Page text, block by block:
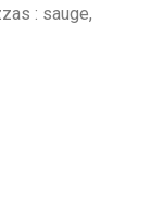
: sauge,